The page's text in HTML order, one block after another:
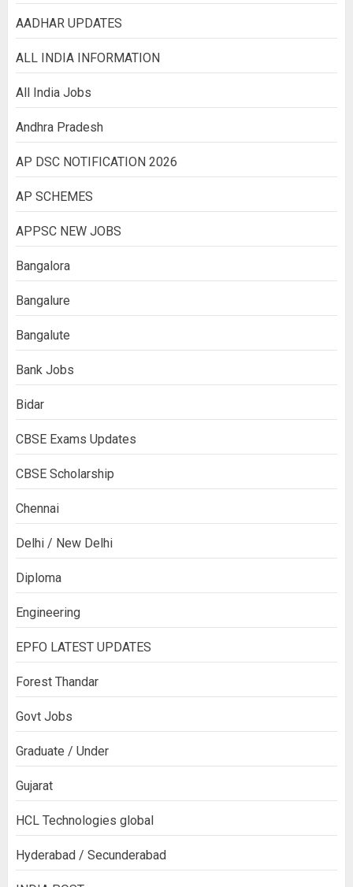
AADHAR UPDATES
ALL INDIA INFORMATION
All India Jobs
Andhra Pradesh
AP DSC NOTIFICATION 2026
AP SCHEMES
APPSC NEW JOBS
Bangalora
Bangalure
Bangalute
Bank Jobs
Bidar
CBSE Exams Updates
CBSE Scholarship
Chennai
Delhi / New Delhi
Diploma
Engineering
EPFO LATEST UPDATES
Forest Thandar
Govt Jobs
Graduate / Under
Gujarat
HCL Technologies global
Hyderabad / Secunderabad